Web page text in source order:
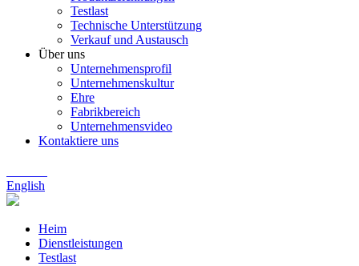
Testlast
Technische Unterstützung
Verkauf und Austausch
Über uns
Unternehmensprofil
Unternehmenskultur
Ehre
Fabrikbereich
Unternehmensvideo
Kontaktiere uns
English
Heim
Dienstleistungen
Testlast